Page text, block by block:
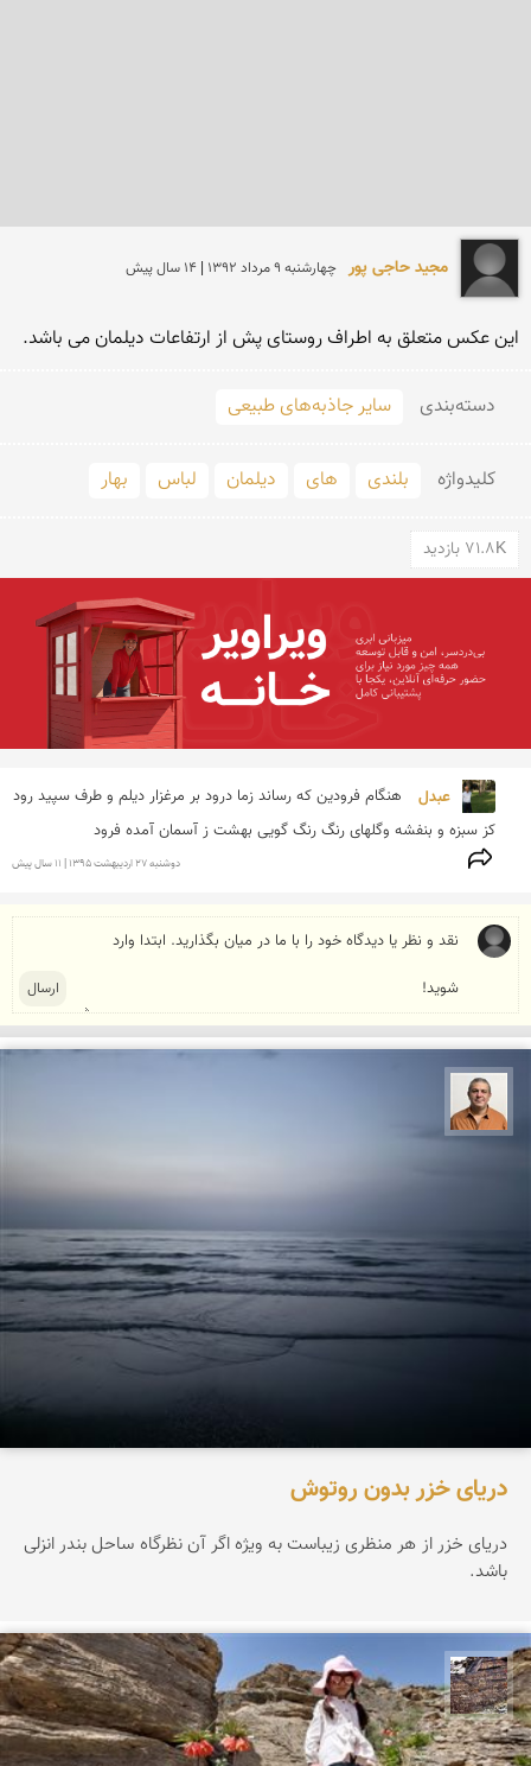
مجید حاجی پور‍‍‍ چهارشنبه 9 مرداد 1392 | 14 سال پیش
این عکس متعلق به اطراف روستای پش از ارتفاعات دیلمان می باشد.
دسته‌بندی سایر جاذبه‌های طبیعی
کلید‌واژه بلندی های دیلمان لباس بهار
71.8K بازدید
عبدل
کز سبزه و بنفشه وگلهای رنگ رنگ گویی بهشت ز آسمان آمده فرود
دوشنبه 27 ارديبهشت 1395 | 11 سال پیش
دریای خزر بدون روتوش
دریای خزر از هر منظری زیباست به ویژه اگر آن نظرگاه ساحل بندر انزلی
باشد.
محمد ناصری فرد